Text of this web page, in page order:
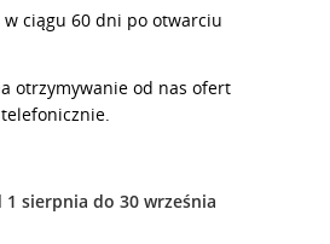
w ciągu 60 dni po otwarciu
otrzymywanie od nas ofert
sierpnia do 30 września